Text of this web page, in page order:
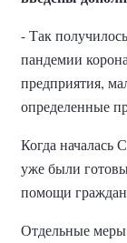
- Так
пандемии
предприятия,
определенные
Когда
уже были
помощи
Отдельные